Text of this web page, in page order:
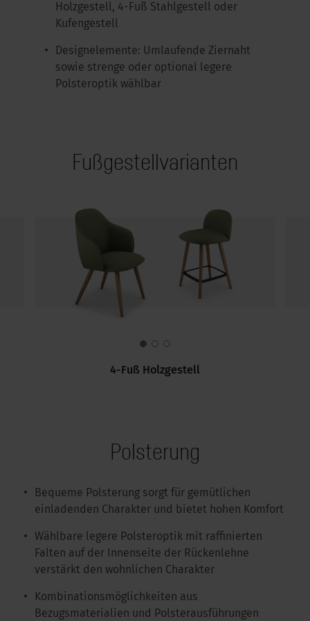
Holzgestell, 4-Fuß Stahlgestell oder
Kufengestell
Designelemente: Umlaufende Ziernaht
sowie strenge oder optional legere
Polsteroptik wählbar
Fußgestellvarianten
4-Fuß Holzgestell
Polsterung
Bequeme Polsterung sorgt für gemütlichen
einladenden Charakter und bietet hohen Komfort
Wählbare legere Polsteroptik mit raffinierten
Falten auf der Innenseite der Rückenlehne
verstärkt den wohnlichen Charakter
Kombinationsmöglichkeiten aus
Bezugsmaterialien und Polsterausführungen